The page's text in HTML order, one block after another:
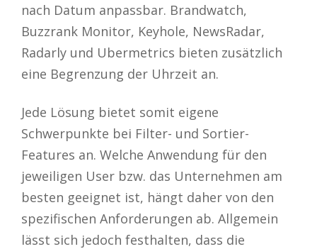
nach Datum anpassbar. Brandwatch,
Buzzrank Monitor, Keyhole, NewsRadar,
Radarly und Ubermetrics bieten zusätzlich
eine Begrenzung der Uhrzeit an.
Jede Lösung bietet somit eigene
Schwerpunkte bei Filter- und Sortier-
Features an. Welche Anwendung für den
jeweiligen User bzw. das Unternehmen am
besten geeignet ist, hängt daher von den
spezifischen Anforderungen ab. Allgemein
lässt sich jedoch festhalten, dass die